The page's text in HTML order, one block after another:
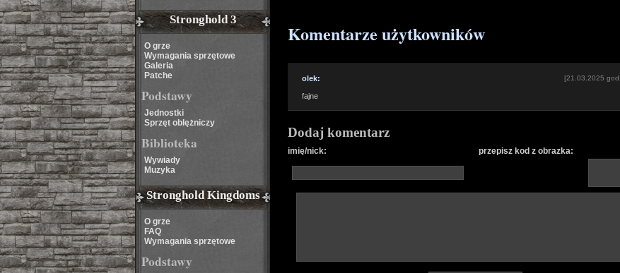
Stronghold 3
O grze
Wymagania sprzętowe
Galeria
Patche
Podstawy
Jednostki
Sprzęt oblężniczy
Biblioteka
Wywiady
Muzyka
Stronghold Kingdoms
O grze
FAQ
Wymagania sprzętowe
Podstawy
Komentarze użytkowników
olek: [21.03.2025
fajne
Dodaj komentarz
imię/nick: przepisz kod z obrazka: